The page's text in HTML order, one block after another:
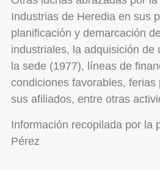
Industrias de Heredia en sus
planificación y demarcación
industriales, la adquisición de
la sede (1977), líneas de
condiciones favorables,
sus afiliados, entre otras
Información recopilada por la
Pérez